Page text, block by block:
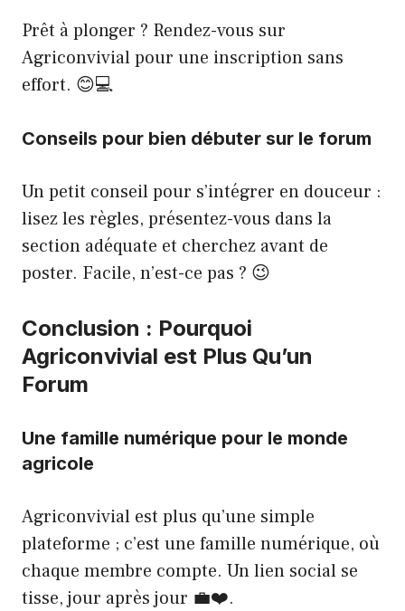
Prêt à plonger ? Rendez-vous sur
Agriconvivialpour une inscription sans
effort. 😊💻
Conseils pour bien débuter sur le forum
Un petit conseil pour s’intégrer en douceur :
lisez les règles, présentez-vous dans la
section adéquate et cherchez avant de
poster. Facile, n’est-ce pas ? 😉
Conclusion : Pourquoi
Agriconvivial est Plus Qu’un
Forum
Une famille numérique pour le monde
agricole
Agriconvivial est plus qu’une simple
plateforme ; c’est une famille numérique, où
chaque membre compte. Un lien social se
tisse, jour après jour 💼❤️.